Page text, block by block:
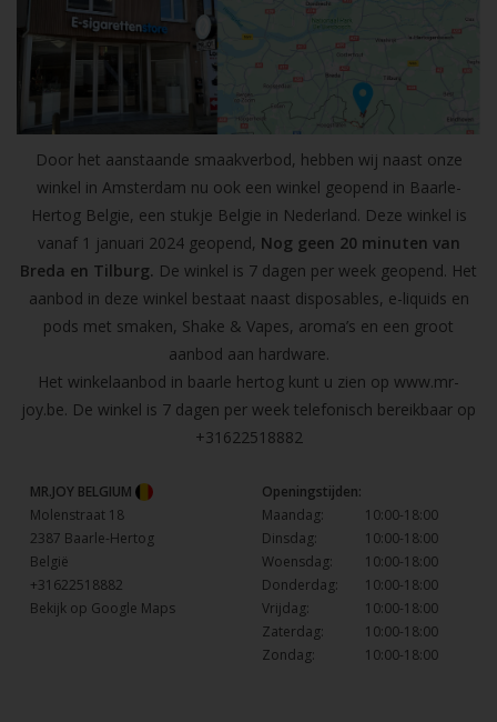
Door het aanstaande smaakverbod, hebben wij naast onze
winkel in Amsterdam nu ook een winkel geopend in Baarle-
Hertog Belgie, een stukje Belgie in Nederland. Deze winkel is
vanaf 1 januari 2024 geopend, Nog geen 20 minuten van
Breda en Tilburg. De winkel is 7 dagen per week geopend. Het
aanbod in deze winkel bestaat naast disposables, e-liquids en
pods met smaken, Shake & Vapes, aroma’s en een groot
aanbod aan hardware.
Het winkelaanbod in baarle hertog kunt u zien op www.mr-
joy.be. De winkel is 7 dagen per week telefonisch bereikbaar op
+31622518882
MR.JOY BELGIUM
Molenstraat 18
2387 Baarle-Hertog
België
+31622518882
Bekijk op Google Maps
Openingstijden:
Maandag:
10:00-18:00
Dinsdag:
10:00-18:00
Woensdag:
10:00-18:00
Donderdag:
10:00-18:00
Vrijdag:
10:00-18:00
Zaterdag:
10:00-18:00
Zondag:
10:00-18:00